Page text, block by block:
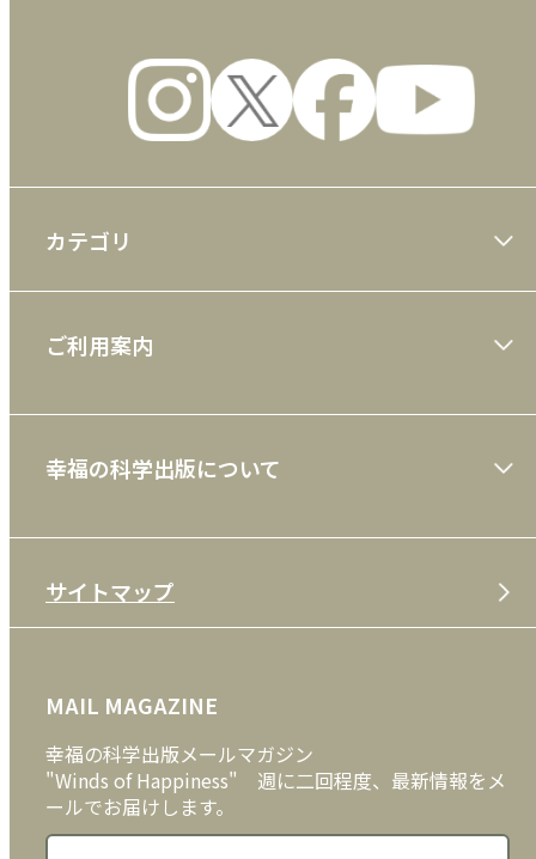
カテゴリ
雑誌
CD
DVD・ブルーレイ
外国語
ご利用案内
利用規約
特定商取引法
プライバシーポリシー
クッキーポリシー
幸福の科学出版について
メディア・ライブラリー
サイトマップ
MAIL MAGAZINE
幸福の科学出版メールマガジン
"Winds of Happiness" 週に二回程度、最新情報をメ
ールでお届けします。